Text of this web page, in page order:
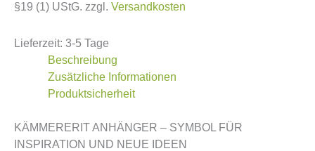
§19 (1) UStG. zzgl. Versandkosten
Lieferzeit: 3-5 Tage
Beschreibung
Zusätzliche Informationen
Produktsicherheit
KÄMMERERIT ANHÄNGER – SYMBOL FÜR
INSPIRATION UND NEUE IDEEN